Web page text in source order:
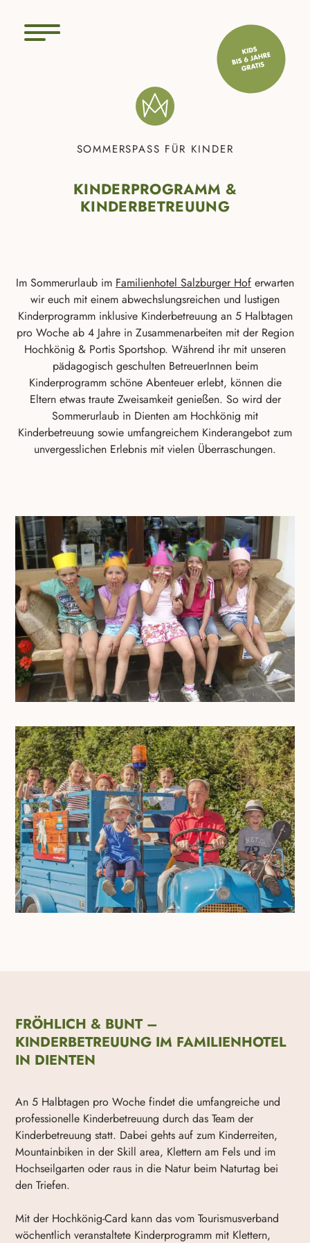
SOMMERSPASS FÜR KINDER
KINDERPROGRAMM &
KINDERBETREUUNG
Im Sommerurlaub im Familienhotel Salzburger Hof erwarten
wir euch mit einem abwechslungsreichen und lustigen
Kinderprogramm inklusive Kinderbetreuung an 5 Halbtagen
pro Woche ab 4 Jahre in Zusammenarbeiten mit der Region
Hochkönig & Portis Sportshop. Während ihr mit unseren
pädagogisch geschulten BetreuerInnen beim
Kinderprogramm schöne Abenteuer erlebt, können die
Eltern etwas traute Zweisamkeit genießen. So wird der
Sommerurlaub in Dienten am Hochkönig mit
Kinderbetreuung sowie umfangreichem Kinderangebot zum
unvergesslichen Erlebnis mit vielen Überraschungen.
FRÖHLICH & BUNT –
KINDERBETREUUNG IM FAMILIENHOTEL
IN DIENTEN
An 5 Halbtagen pro Woche findet die umfangreiche und
professionelle Kinderbetreuung durch das Team der
Kinderbetreuung statt. Dabei gehts auf zum Kinderreiten,
Mountainbiken in der Skill area, Klettern am Fels und im
Hochseilgarten oder raus in die Natur beim Naturtag bei
den Triefen.
Mit der Hochkönig-Card kann das vom Tourismusverband
wöchentlich veranstaltete Kinderprogramm mit Klettern,